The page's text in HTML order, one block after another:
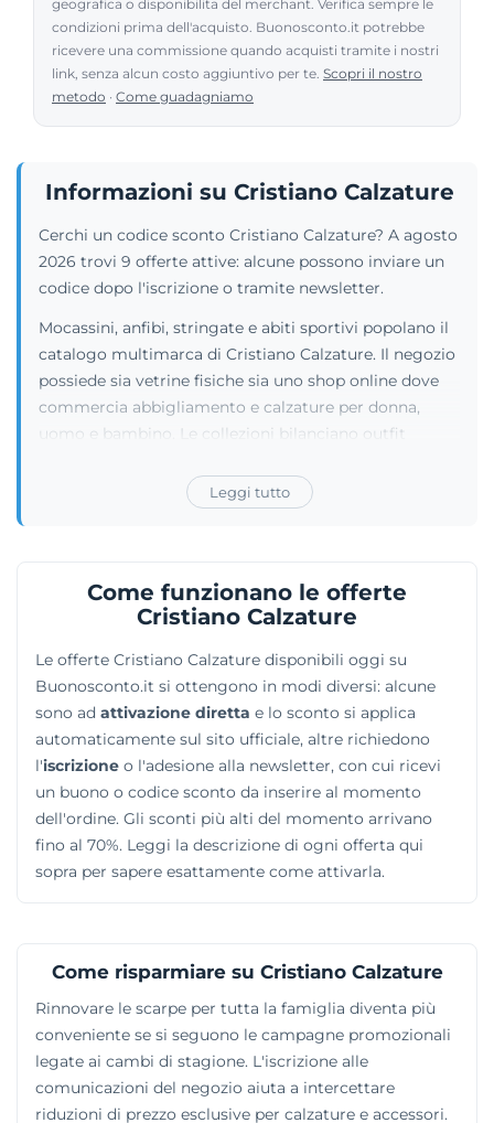
geografica o disponibilita del merchant. Verifica sempre le
condizioni prima dell'acquisto. Buonosconto.it potrebbe
ricevere una commissione quando acquisti tramite i nostri
link, senza alcun costo aggiuntivo per te. Scopri il nostro
metodo · Come guadagniamo
Informazioni su Cristiano Calzature
Cerchi un codice sconto Cristiano Calzature? A agosto
2026 trovi 9 offerte attive: alcune possono inviare un
codice dopo l'iscrizione o tramite newsletter.
Mocassini, anfibi, stringate e abiti sportivi popolano il
catalogo multimarca di Cristiano Calzature. Il negozio
possiede sia vetrine fisiche sia uno shop online dove
commercia abbigliamento e calzature per donna,
uomo e bambino. Le collezioni bilanciano outfit
fashion esibisce marchi di prim'ordine quali Versace,
Moschino, Calvin Klein, Converse, Timberland,
vestiti con borse raffinate e gioielli. Anche le sezioni
dedicate all'uomo e all'infanzia brillano per varietà,
robuste per resistere all'usura del tempo libero.
Leggi tutto
Come funzionano le offerte
Cristiano Calzature
Le offerte Cristiano Calzature disponibili oggi su
Buonosconto.it si ottengono in modi diversi: alcune
sono ad attivazione diretta e lo sconto si applica
automaticamente sul sito ufficiale, altre richiedono
l'iscrizione o l'adesione alla newsletter, con cui ricevi
un buono o codice sconto da inserire al momento
dell'ordine. Gli sconti più alti del momento arrivano
fino al 70%. Leggi la descrizione di ogni offerta qui
sopra per sapere esattamente come attivarla.
Come risparmiare su Cristiano Calzature
Rinnovare le scarpe per tutta la famiglia diventa più
conveniente se si seguono le campagne promozionali
legate ai cambi di stagione. L'iscrizione alle
comunicazioni del negozio aiuta a intercettare
riduzioni di prezzo esclusive per calzature e accessori.